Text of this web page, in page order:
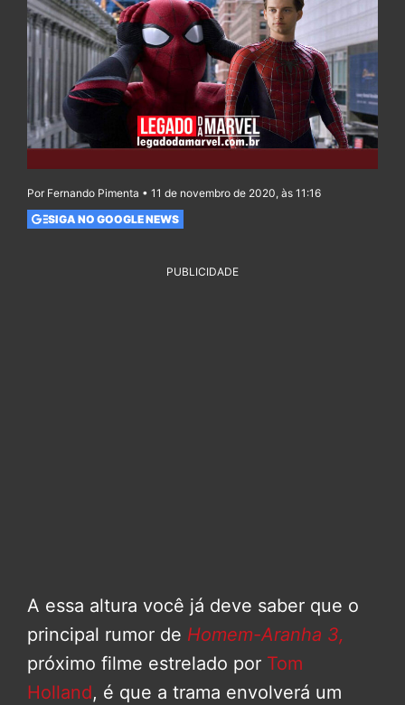
Por Fernando Pimenta • 11 de novembro de 2020, às 11:16
SIGA NO GOOGLE NEWS
PUBLICIDADE
A essa altura você já deve saber que o
principal rumor de Homem-Aranha 3,
próximo filme estrelado por Tom
Holland, é que a trama envolverá um